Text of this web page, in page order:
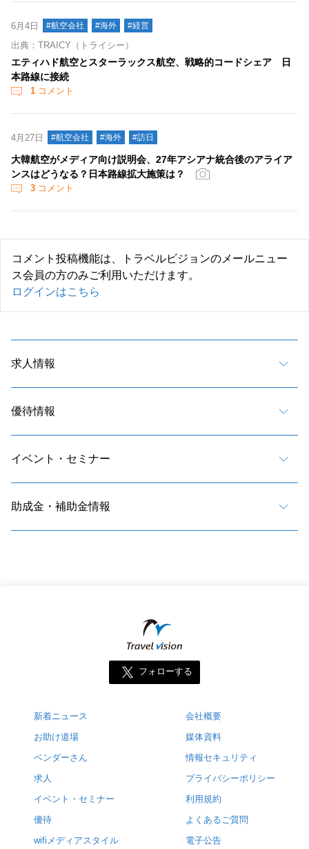
6月4日 #航空会社 #海外 #経営
出典：TRAICY（トライシー）
エティハド航空とスターラックス航空、戦略的コードシェア 日
本路線に接続
1 コメント
4月27日 #航空会社 #海外 #訪日
大韓航空がメディア向け説明会、27年アシアナ統合後のアライア
ンスはどうなる？日本路線拡大施策は？
3 コメント
コメント投稿機能は、トラベルビジョンのメールニュー
ス会員の方のみご利用いただけます。
ログインはこちら
求人情報
優待情報
イベント・セミナー
助成金・補助金情報
フォローする
新着ニュース
お助け道場
ベンダーさん
求人
イベント・セミナー
優待
wifiメディアスタイル
会社概要
媒体資料
情報セキュリティ
プライバシーポリシー
利用規約
よくあるご質問
電子公告